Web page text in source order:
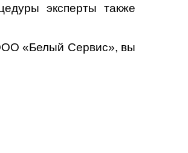
эксперты также
«Белый Сервис», вы